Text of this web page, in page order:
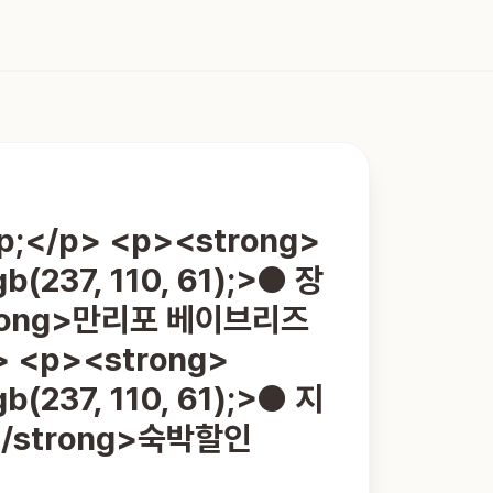
p> <p><strong>
110, 61);>● 장
만리포 베이브리즈
<p><strong>
110, 61);>● 지
숙박할인